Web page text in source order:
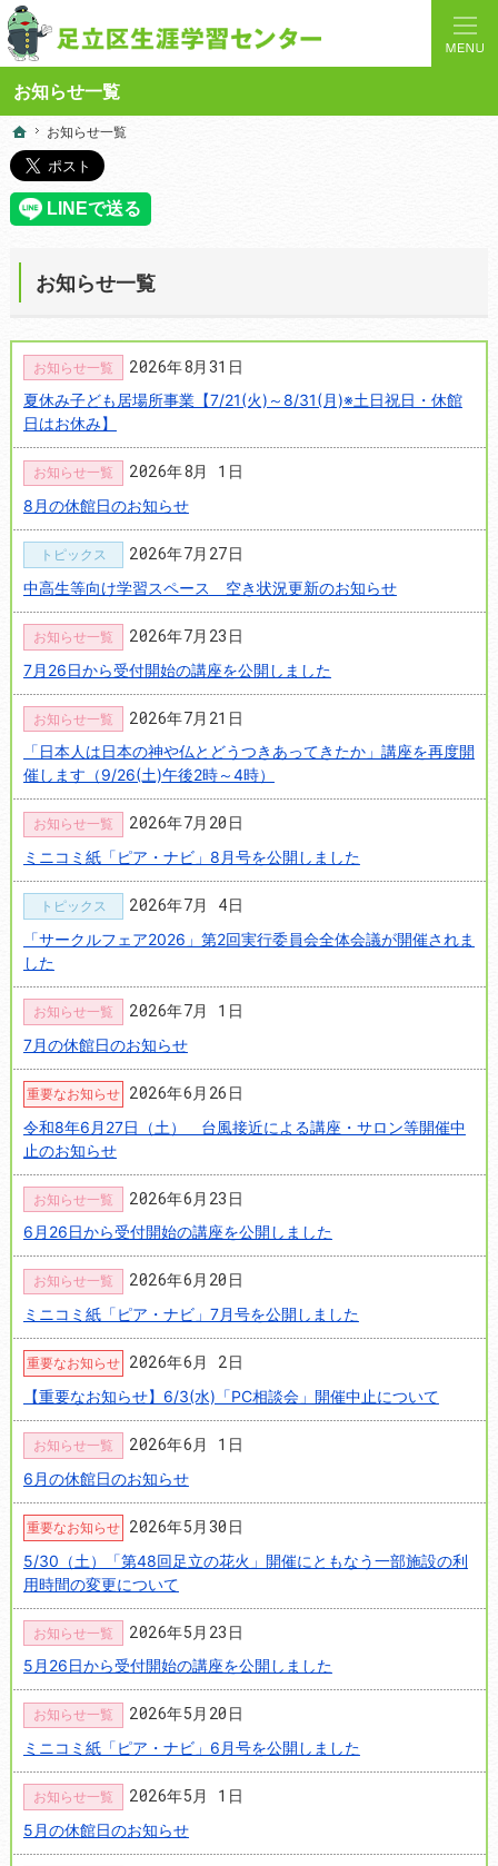
お知らせ一覧
人と学びを結ぶターミナルステーション。地域の講座や施設をご案内しています。
足立区生涯学習センターの総合案内サイト
ホーム
お知らせ一覧
お知らせ一覧
お知らせ一覧 2026年8月31日
夏休み子ども居場所事業【7/21(火)～8/31(月)※土日祝日・休館
日はお休み】
お知らせ一覧 2026年8月 1日
8月の休館日のお知らせ
トピックス 2026年7月27日
中高生等向け学習スペース 空き状況更新のお知らせ
お知らせ一覧 2026年7月23日
7月26日から受付開始の講座を公開しました
お知らせ一覧 2026年7月21日
「日本人は日本の神や仏とどうつきあってきたか」講座を再度開
催します（9/26(土)午後2時～4時）
お知らせ一覧 2026年7月20日
ミニコミ紙「ピア・ナビ」8月号を公開しました
トピックス 2026年7月 4日
「サークルフェア2026」第2回実行委員会全体会議が開催されま
した
お知らせ一覧 2026年7月 1日
7月の休館日のお知らせ
重要なお知らせ 2026年6月26日
令和8年6月27日（土） 台風接近による講座・サロン等開催中
止のお知らせ
お知らせ一覧 2026年6月23日
6月26日から受付開始の講座を公開しました
お知らせ一覧 2026年6月20日
ミニコミ紙「ピア・ナビ」7月号を公開しました
重要なお知らせ 2026年6月 2日
【重要なお知らせ】6/3(水)「PC相談会」開催中止について
お知らせ一覧 2026年6月 1日
6月の休館日のお知らせ
重要なお知らせ 2026年5月30日
5/30（土）「第48回足立の花火」開催にともなう一部施設の利
用時間の変更について
お知らせ一覧 2026年5月23日
5月26日から受付開始の講座を公開しました
お知らせ一覧 2026年5月20日
ミニコミ紙「ピア・ナビ」6月号を公開しました
お知らせ一覧 2026年5月 1日
5月の休館日のお知らせ
ホーム
お知らせ一覧